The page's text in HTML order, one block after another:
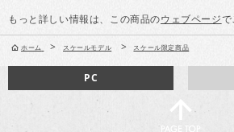
もっと詳しい情報は、この商品のウェブページで
ホーム > スケールモデル > スケール限定商品
PC